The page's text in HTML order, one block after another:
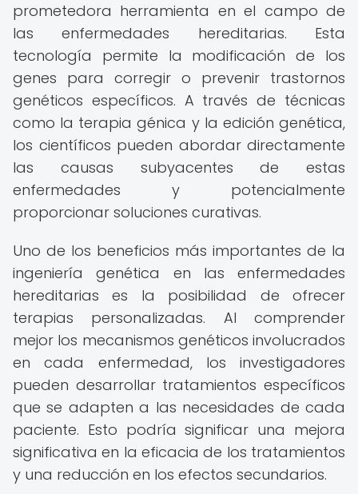
prometedora herramienta en el campo de
las enfermedades hereditarias. Esta
tecnología permite la modificación de los
genes para corregir o prevenir trastornos
genéticos específicos. A través de técnicas
como la terapia génica y la edición genética,
los científicos pueden abordar directamente
las causas subyacentes de estas
enfermedades y potencialmente
proporcionar soluciones curativas.
Uno de los beneficios más importantes de la
ingeniería genética en las enfermedades
hereditarias es la posibilidad de ofrecer
terapias personalizadas. Al comprender
mejor los mecanismos genéticos involucrados
en cada enfermedad, los investigadores
pueden desarrollar tratamientos específicos
que se adapten a las necesidades de cada
paciente. Esto podría significar una mejora
significativa en la eficacia de los tratamientos
y una reducción en los efectos secundarios.